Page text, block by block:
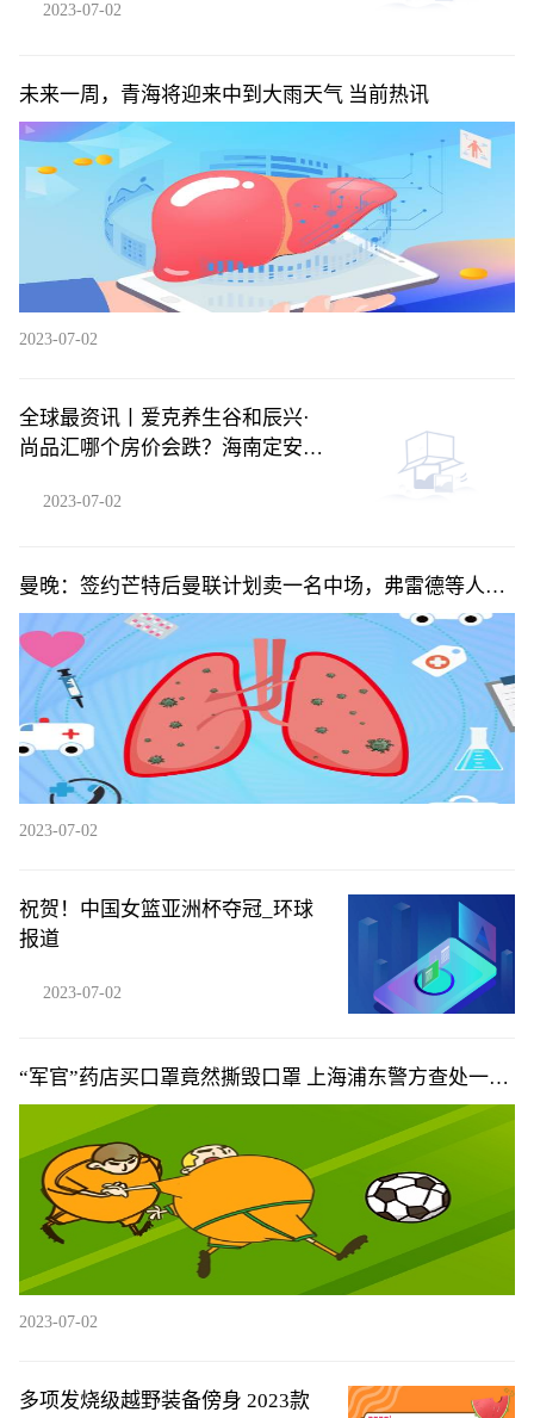
2023-07-02
未来一周，青海将迎来中到大雨天气 当前热讯
2023-07-02
全球最资讯丨爱克养生谷和辰兴·
尚品汇哪个房价会跌？海南定安县
2023-07-02
曼晚：签约芒特后曼联计划卖一名中场，弗雷德等人可
能离队
2023-07-02
祝贺！中国女篮亚洲杯夺冠_环球
报道
2023-07-02
“军官”药店买口罩竟然撕毁口罩 上海浦东警方查处一起
冒牌军官案件
2023-07-02
多项发烧级越野装备傍身 2023款